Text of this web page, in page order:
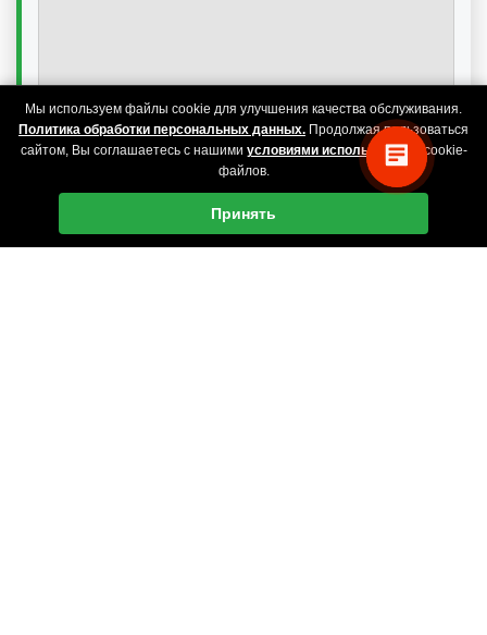
Мы используем файлы cookie для улучшения качества обслуживания.
Политика обработки персональных данных. Продолжая пользоваться
сайтом, Вы соглашаетесь с нашими условиями использования
cookie-
файлов.
Принять